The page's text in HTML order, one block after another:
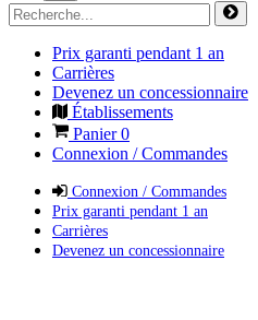
Prix garanti pendant 1 an
Carrières
Devenez un concessionnaire
Établissements
Panier0
Connexion / Commandes
Connexion / Commandes
Prix garanti pendant 1 an
Carrières
Devenez un concessionnaire